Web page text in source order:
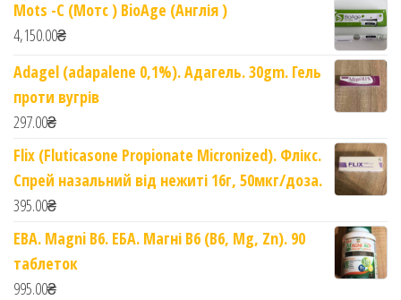
Mots -C (Мотс ) BioAge (Англія )
4,150.00₴
Adagel (adapalene 0,1%). Адагель. 30gm. Гель
проти вугрів
297.00₴
Flix (Fluticasone Propionate Micronized). Флікс.
Спрей назальний від нежиті 16г, 50мкг/доза.
395.00₴
EBA. Magni B6. ЕБА. Магні B6 (B6, Mg, Zn). 90
таблеток
995.00₴